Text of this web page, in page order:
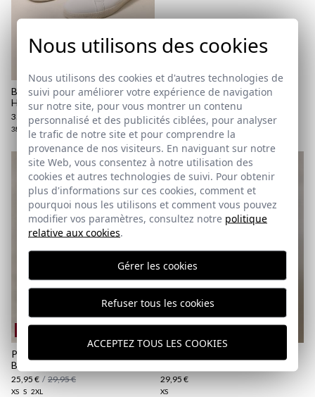
BASKETS CLASSIQUES | VERT
HOUX
35,95 € / 39,95 €
38
REMATE de REBAJAS
POLO ÉDITION SPÉCIALE |
BLEU COBALT
25,95 € / 29,95 €
XS S 2XL
29,95 €
XS
Nous utilisons des cookies
Nous utilisons des cookies et d'autres technologies de
suivi pour améliorer votre expérience de navigation
sur notre site, pour vous montrer un contenu
personnalisé et des publicités ciblées, pour analyser
le trafic de notre site et pour comprendre la
provenance de nos visiteurs. En naviguant sur notre
site Web, vous consentez à notre utilisation des
cookies et autres technologies de suivi. Pour obtenir
plus d'informations sur ces cookies, comment et
pourquoi nous les utilisons et comment vous pouvez
modifier vos paramètres, consultez notre politique
relative aux cookies.
Gérer les cookies
Refuser tous les cookies
ACCEPTEZ TOUS LES COOKIES